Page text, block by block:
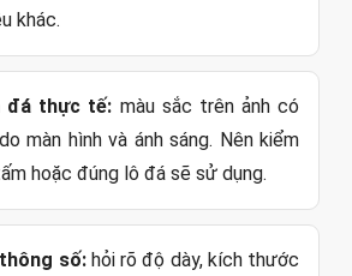
khác.
đá thực tế: màu sắc trên ảnh có
màn hình và ánh sáng. Nên kiểm
hoặc đúng lô đá sẽ sử dụng.
số:hỏi rõ độ dày, kích thước